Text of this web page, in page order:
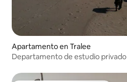
Apartamento en Tralee
Departamento de estudio privado